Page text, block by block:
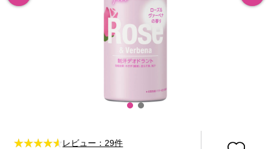
レビュー：29件